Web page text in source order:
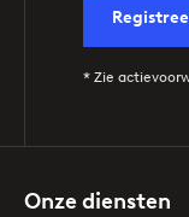
* Zie
Onze diensten